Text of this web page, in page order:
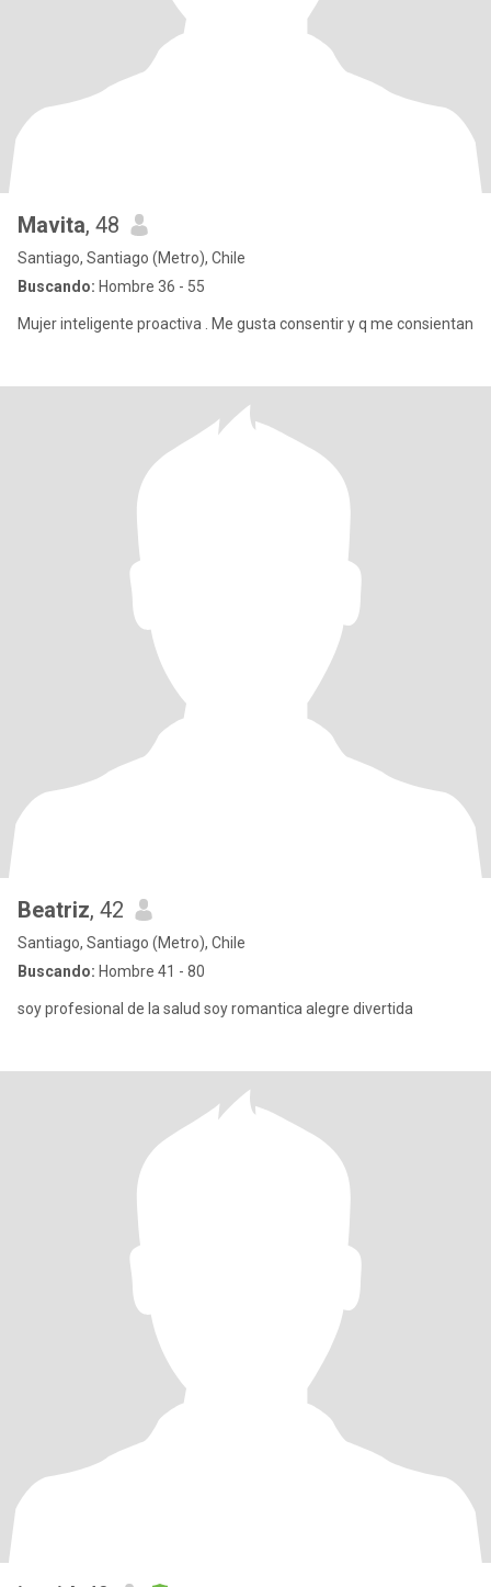
Mavita, 48
Santiago, Santiago (Metro), Chile
Buscando: Hombre 36 - 55
Mujer inteligente proactiva . Me gusta consentir y q me consientan
Beatriz, 42
Santiago, Santiago (Metro), Chile
Buscando: Hombre 41 - 80
soy profesional de la salud soy romantica alegre divertida